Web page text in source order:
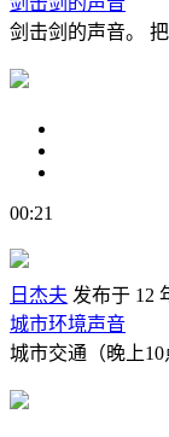
剑击剑的声音。
00:21
日杰夫 发布于 12
城市环境声音
城市交通（晚上10